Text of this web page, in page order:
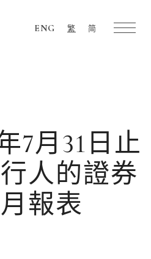
ENG 繁 简
7月31日止
人的證券
報表